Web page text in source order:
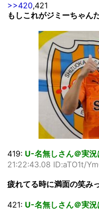
>>420,421
もしこれがジミーちゃん
419: U-名無しさん＠実
21:22:43.08 ID:aTO1t/
疲れてる時に満面の笑み
421: U-名無しさん＠実